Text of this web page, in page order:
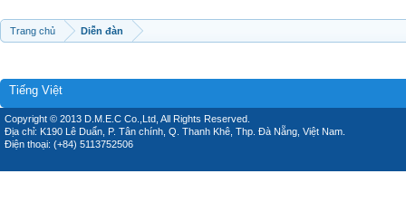
Trang chủ Diễn đàn
Tiếng Việt
Copyright © 2013 D.M.E.C Co.,Ltd, All Rights Reserved.
Địa chỉ: K190 Lê Duẩn, P. Tân chính, Q. Thanh Khê, Thp. Đà Nẵng, Việt Nam.
Điện thoại: (+84) 5113752506